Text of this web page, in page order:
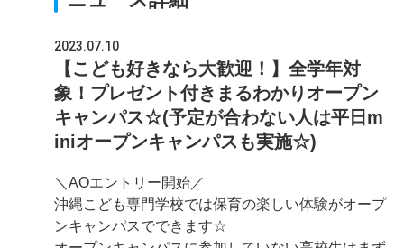
2023.07.10
【こども好きなら大歓迎！】全学年対
象！プレゼント付きまるわかりオープン
キャンパス☆(予定が合わない人は平日m
iniオープンキャンパスも実施☆)
＼AOエントリー開始／
沖縄こども専門学校では保育の楽しい体験がオープ
ンキャンパスでできます☆